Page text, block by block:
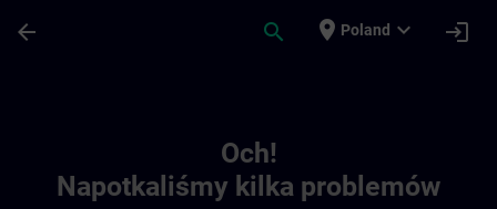
arrow_back search place Poland expand_more login
Och!
Napotkaliśmy kilka problemów